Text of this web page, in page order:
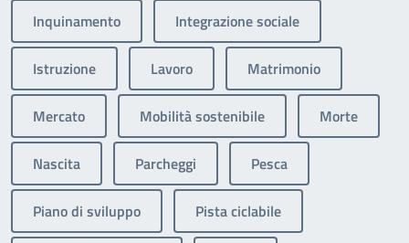
Inquinamento Integrazione sociale
Istruzione Lavoro Matrimonio
Mercato Mobilità sostenibile Morte
Nascita Parcheggi Pesca
Piano di sviluppo Pista ciclabile